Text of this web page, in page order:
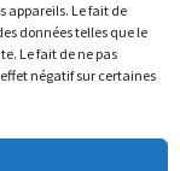
appareils. Le fait de
données telles que le
Le fait de ne pas
négatif sur certaines